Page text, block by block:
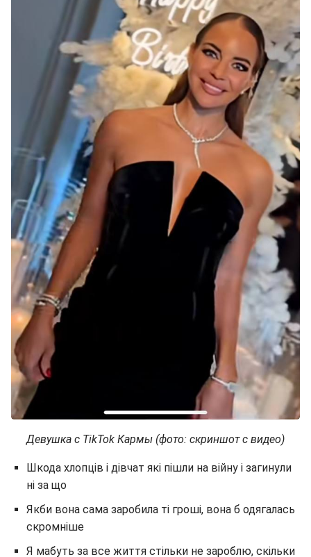
Девушка с TikTok Кармы (фото: скриншот с видео)
Шкода хлопців і дівчат які пішли на війну і загинули
ні за що
Якби вона сама заробила ті гроші, вона б одягалась
скромніше
Я мабуть за все життя стільки не зароблю, скільки